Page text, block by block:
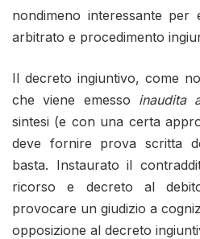
nondimeno interessante
arbitrato e procedimento
Il decreto ingiuntivo, come
che viene emesso inaudita
sintesi (e con una certa
deve fornire prova scritta
basta. Instaurato il
ricorso e decreto al
provocare un giudizio a
opposizione al decreto